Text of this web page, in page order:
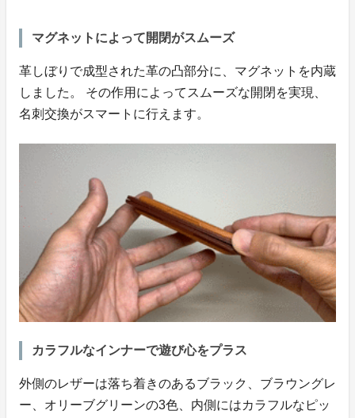
マグネットによって開閉がスムーズ
革しぼりで成型された革の凸部分に、マグネットを内蔵
しました。 その作用によってスムーズな開閉を実現、
名刺交換がスマートに行えます。
カラフルなインナーで遊び心をプラス
外側のレザーは落ち着きのあるブラック、ブラウングレ
ー、オリーブグリーンの3色、内側にはカラフルなピッ